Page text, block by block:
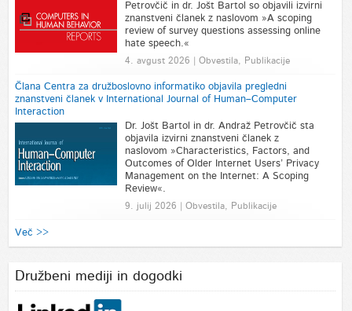
Petrovčič in dr. Jošt Bartol so objavili izvirni
znanstveni članek z naslovom »A scoping
review of survey questions assessing online
hate speech.«
4. avgust 2026 | Obvestila, Publikacije
Člana Centra za družboslovno informatiko objavila pregledni
znanstveni članek v International Journal of Human–Computer
Interaction
Dr. Jošt Bartol in dr. Andraž Petrovčič sta
objavila izvirni znanstveni članek z
naslovom »Characteristics, Factors, and
Outcomes of Older Internet Users’ Privacy
Management on the Internet: A Scoping
Review«.
9. julij 2026 | Obvestila, Publikacije
Več >>
Družbeni mediji in dogodki